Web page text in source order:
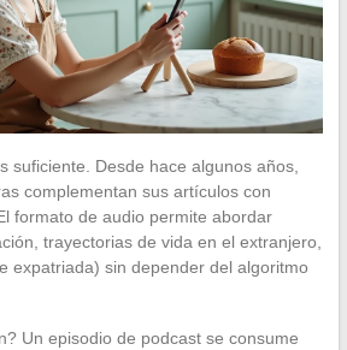
suficiente. Desde hace algunos años,
complementan sus artículos con
formato de audio permite abordar
trayectorias de vida en el extranjero,
expatriada) sin depender del algoritmo
Un episodio de podcast se consume